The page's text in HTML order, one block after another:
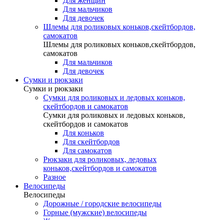
Для мальчиков
Для девочек
Шлемы для роликовых коньков,скейтбордов,
самокатов
Шлемы для роликовых коньков,скейтбордов,
самокатов
Для мальчиков
Для девочек
Сумки и рюкзаки
Сумки и рюкзаки
Сумки для роликовых и ледовых коньков,
скейтбордов и самокатов
Сумки для роликовых и ледовых коньков,
скейтбордов и самокатов
Для коньков
Для скейтбордов
Для самокатов
Рюкзаки для роликовых, ледовых
коньков,скейтбордов и самокатов
Разное
Велосипеды
Велосипеды
Дорожные / городские велосипеды
Горные (мужские) велосипеды